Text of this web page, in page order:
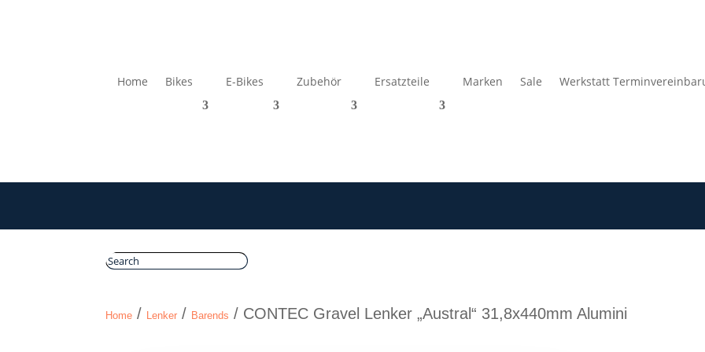
Home Bikes E-Bikes Zubehör Ersatzteile Marken Sale Werkstatt
Home / Lenker / Barends / CONTEC Gravel Lenker „Austral“ 31,8x440mm Alumini